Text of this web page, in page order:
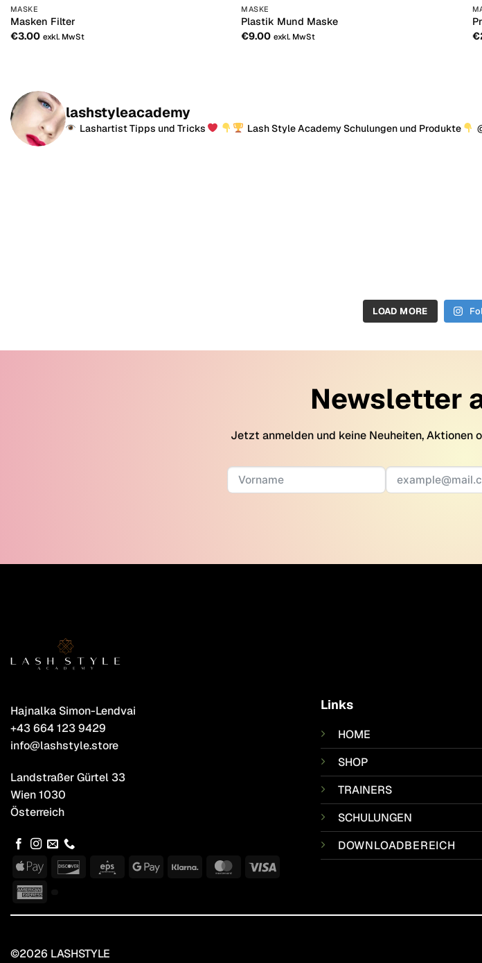
MASKE
Masken Filter
€3.00 exkl. MwSt
MASKE
Plastik Mund Maske
€9.00 exkl. MwSt
€
lashstyleacademy
Lashartist Tipps und Tricks Lash Style Academy Schulungen und Produkte
LOAD MORE
Newsletter
Jetzt anmelden und keine Neuheiten, Aktionen
Hajnalka Simon-Lendvai
+43 664 123 9429
info@lashstyle.store
Landstraßer Gürtel 33
Wien 1030
Österreich
Apple
Discover Eps
GoogleKlarna MasterCard
Visa
Links
HOME
SHOP
TRAINERS
SCHULUNGEN
DOWNLOADBEREICH
©2026 LASHSTYLE